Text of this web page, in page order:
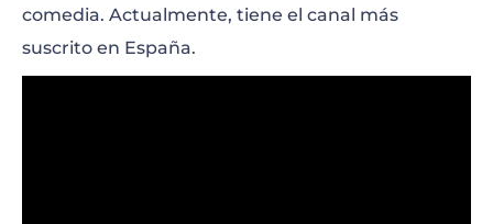
comedia. Actualmente, tiene el canal más
suscrito en España.